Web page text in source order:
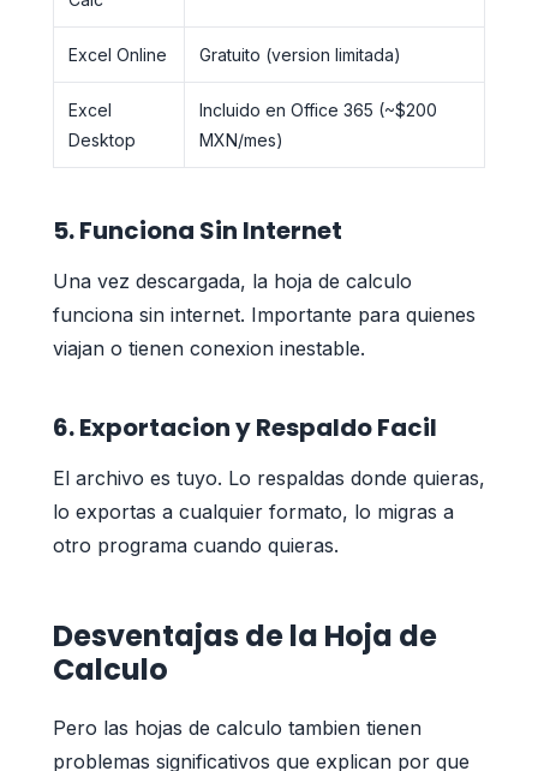
Excel Online Gratuito (version limitada)
Excel
Desktop
Incluido en Office 365 (~$200
MXN/mes)
5. Funciona Sin Internet
Una vez descargada, la hoja de calculo
funciona sin internet. Importante para quienes
viajan o tienen conexion inestable.
6. Exportacion y Respaldo Facil
El archivo es tuyo. Lo respaldas donde quieras,
lo exportas a cualquier formato, lo migras a
otro programa cuando quieras.
Desventajas de la Hoja de
Calculo
Pero las hojas de calculo tambien tienen
problemas significativos que explican por que